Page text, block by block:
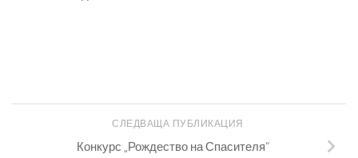
СЛЕДВАЩА ПУБЛИКАЦИЯ
Конкурс „Рождество на Спасителя“